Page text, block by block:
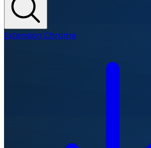
Extension Chrome